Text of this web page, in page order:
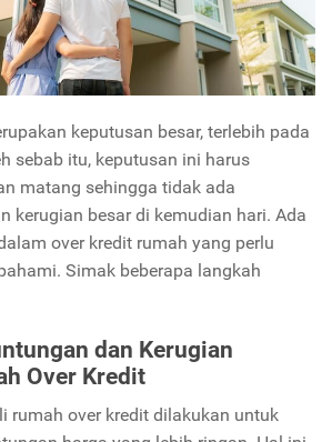
keputusan besar, terlebih pada
sebab itu, keputusan ini harus
matang sehingga tidak ada
kerugian besar di kemudian hari. Ada
over kredit rumah yang perlu
Simak beberapa langkah
dan Kerugian
Over Kredit
rumah over kredit dilakukan untuk